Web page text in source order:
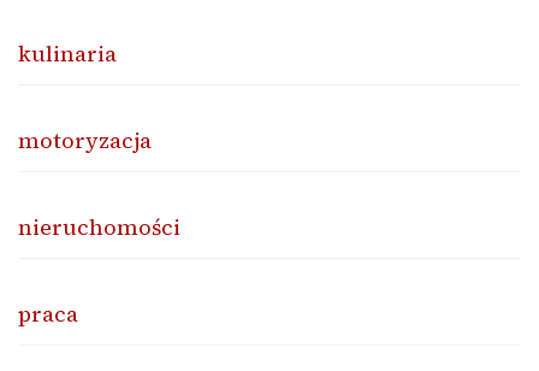
kulinaria
motoryzacja
nieruchomości
praca